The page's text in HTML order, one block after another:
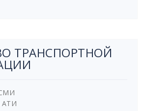
ТРАНСПОРТНОЙ
АТИ